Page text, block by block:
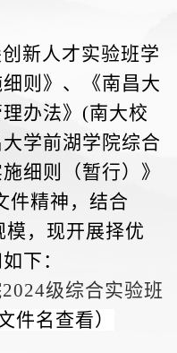
新人才实验班学
则》、《南昌大
办法》 (南大校
学前湖学院综合
细则（暂行）》
精神，结合
，现开展择优
下：
级综合实验班
件名查看）